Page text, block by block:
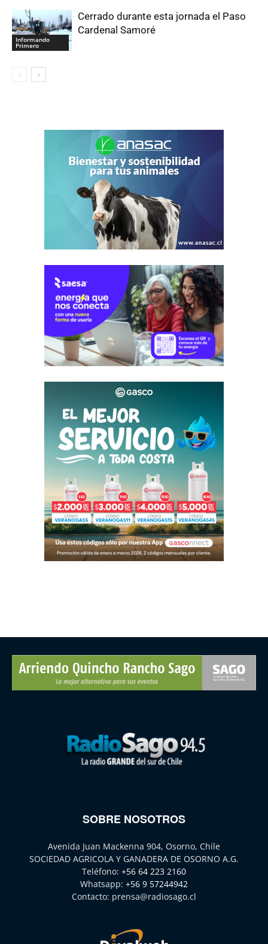
Informando
Primero
Cerrado durante esta jornada el Paso
Cardenal Samoré
SOBRE NOSOTROS
Avenida Juan Mackenna 904, Osorno, Chile
SOCIEDAD AGRICOLA Y GANADERA DE OSORNO A.G.
Teléfono: +56 64 223 2160
Whatsapp: +56 9 57244942
Contacto: prensa@radiosago.cl